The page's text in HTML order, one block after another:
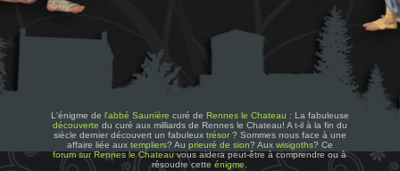
L'énigme de l'abbé Saunière curé de Rennes le Chateau : La fabuleuse
découverte du curé aux milliards de Rennes le Chateau! A t-il à la fin du
siècle dernier découvert un fabuleux trésor? Sommes nous face à une
affaire liée aux templiers? Au prieuré de sion? Aux wisigoths? Ce
forum sur Rennes le Chateauvous aidera peut-être à comprendre ou à
résoudre cetteénigme